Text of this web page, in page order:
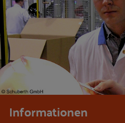
Informationen